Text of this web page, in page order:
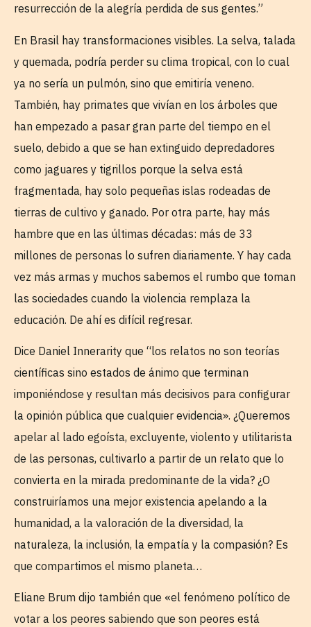
resurrección de la alegría perdida de sus gentes.”
En Brasil hay transformaciones visibles. La selva, talada
y quemada, podría perder su clima tropical, con lo cual
ya no sería un pulmón, sino que emitiría veneno.
También, hay primates que vivían en los árboles que
han empezado a pasar gran parte del tiempo en el
suelo, debido a que se han extinguido depredadores
como jaguares y tigrillos porque la selva está
fragmentada, hay solo pequeñas islas rodeadas de
tierras de cultivo y ganado. Por otra parte, hay más
hambre que en las últimas décadas: más de 33
millones de personas lo sufren diariamente. Y hay cada
vez más armas y muchos sabemos el rumbo que toman
las sociedades cuando la violencia remplaza la
educación. De ahí es difícil regresar.
Dice Daniel Innerarity que “los relatos no son teorías
científicas sino estados de ánimo que terminan
imponiéndose y resultan más decisivos para configurar
la opinión pública que cualquier evidencia». ¿Queremos
apelar al lado egoísta, excluyente, violento y utilitarista
de las personas, cultivarlo a partir de un relato que lo
convierta en la mirada predominante de la vida? ¿O
construiríamos una mejor existencia apelando a la
humanidad, a la valoración de la diversidad, la
naturaleza, la inclusión, la empatía y la compasión? Es
que compartimos el mismo planeta…
Eliane Brum dijo también que «el fenómeno político de
votar a los peores sabiendo que son peores está